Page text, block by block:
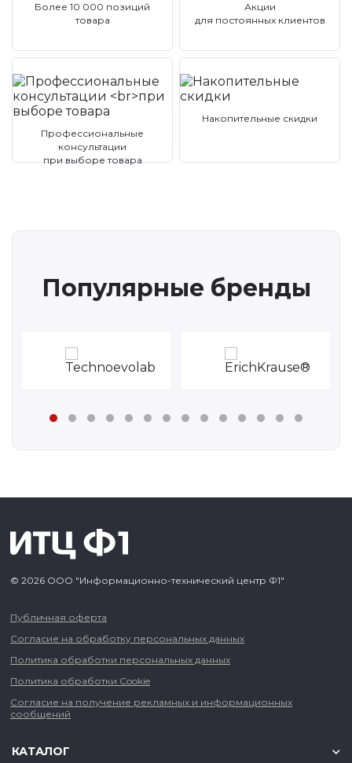
Более 10 000 позиций
товара
Акции
для постоянных клиентов
Профессиональные
консультации
при выборе товара
Накопительные скидки
Популярные бренды
© 2026 ООО "Информационно-технический центр Ф1"
Публичная оферта
Согласие на обработку персональных данных
Политика обработки персональных данных
Политика обработки Cookie
Согласие на получение рекламных и информационных
сообщений
КАТАЛОГ